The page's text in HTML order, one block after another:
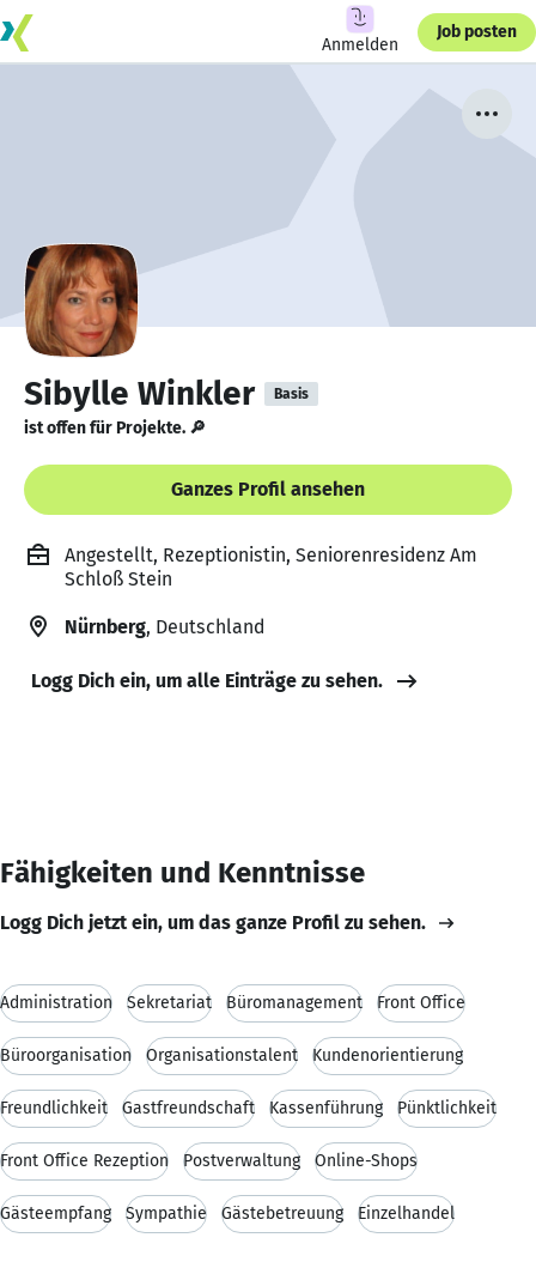
Anmelden
Job posten
Sibylle Winkler Basis
ist offen für Projekte. 🔎
Ganzes Profil ansehen
Angestellt, Rezeptionistin, Seniorenresidenz Am
Schloß Stein
Nürnberg, Deutschland
Logg Dich ein, um alle Einträge zu sehen.
Fähigkeiten und Kenntnisse
Logg Dich jetzt ein, um das ganze Profil zu sehen.
Administration Sekretariat Büromanagement Front Office
Büroorganisation Organisationstalent Kundenorientierung
Freundlichkeit Gastfreundschaft Kassenführung Pünktlichkeit
Front Office Rezeption Postverwaltung Online-Shops
Gästeempfang Sympathie Gästebetreuung Einzelhandel